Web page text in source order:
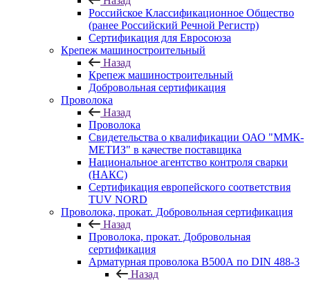
Российское Классификационное Общество
(ранее Российский Речной Регистр)
Сертификация для Евросоюза
Крепеж машиностроительный
Назад
Крепеж машиностроительный
Добровольная сертификация
Проволока
Назад
Проволока
Свидетельства о квалификации ОАО "ММК-
МЕТИЗ" в качестве поставщика
Национальное агентство контроля сварки
(НАКС)
Сертификация европейского соответствия
TUV NORD
Проволока, прокат. Добровольная сертификация
Назад
Проволока, прокат. Добровольная
сертификация
Арматурная проволока В500А по DIN 488-3
Назад